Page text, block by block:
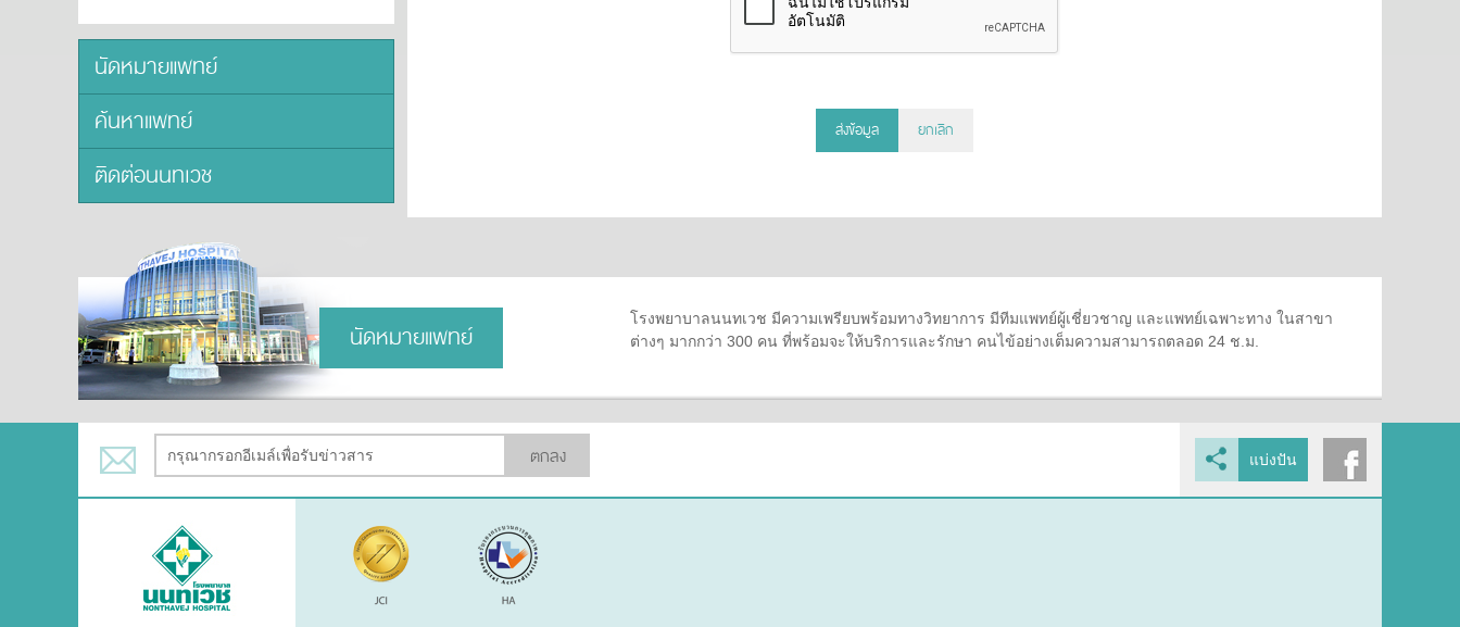
ส่งข้อมูล ยกเลิก
นัดหมายแพทย์
ค้นหาแพทย์
ติดต่อนนทเวช
นัดหมายแพทย์
โรงพยาบาลนนทเวช มีความเพรียบพร้อมทางวิทยาการ มีทีมแพทย์ผู้เชี่ยวชาญ และแพทย์เฉพาะทาง ในสาขา
ต่างๆ มากกว่า 300 คน ที่พร้อมจะให้บริการและรักษา คนไข้อย่างเต็มความสามารถตลอด 24 ช.ม.
ตกลง แบ่งปัน